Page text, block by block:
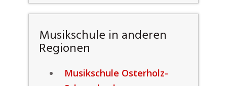
Musikschule in anderen
Regionen
Musikschule Osterholz-